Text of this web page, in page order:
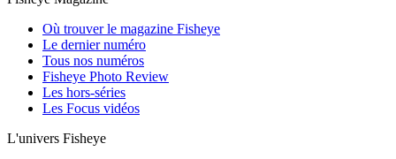
Où trouver le magazine Fisheye
Le dernier numéro
Tous nos numéros
Fisheye Photo Review
Les hors-séries
Les Focus vidéos
L'univers Fisheye